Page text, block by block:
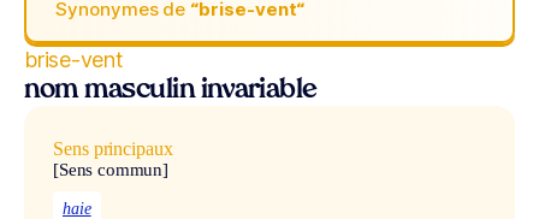
Synonymes de “brise-vent“
brise-vent
nom masculin invariable
Sens principaux
[Sens commun]
haie